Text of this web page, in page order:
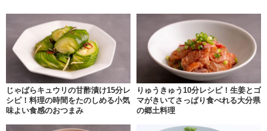
じゃばらキュウリの甘酢漬け15分レ
シピ！料理の時間をたのしめる小気
味よい食感のおつまみ
りゅうきゅう10分レシピ！生姜とゴ
マがきいてさっぱり食べれる大分県
の郷土料理